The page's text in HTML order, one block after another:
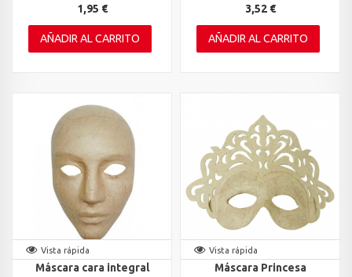
1,95 €
AÑADIR AL CARRITO
3,52 €
AÑADIR AL CARRITO
Vista rápida
Máscara cara integral
Vista rápida
Máscara Princesa